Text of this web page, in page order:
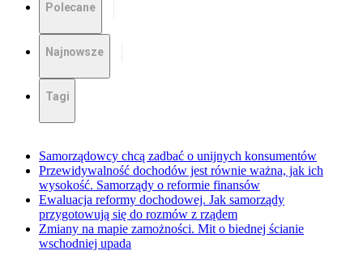
Polecane
Najnowsze
Tagi
Samorządowcy chcą zadbać o unijnych konsumentów
Przewidywalność dochodów jest równie ważna, jak ich
wysokość. Samorządy o reformie finansów
Ewaluacja reformy dochodowej. Jak samorządy
przygotowują się do rozmów z rządem
Zmiany na mapie zamożności. Mit o biednej ścianie
wschodniej upada